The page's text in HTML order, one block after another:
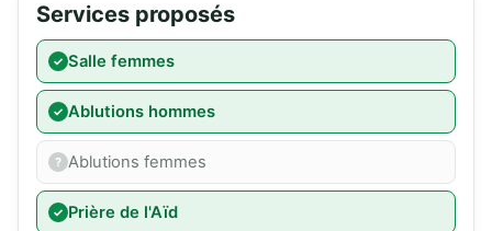
Services proposés
Salle femmes
Ablutions hommes
Ablutions femmes
Prière de l'Aïd